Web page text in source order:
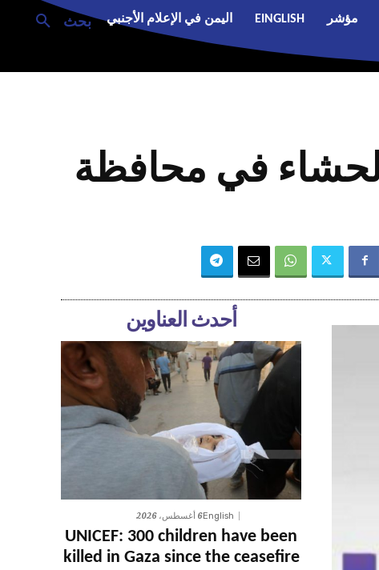
بحث مؤشر EINGLISH اليمن في الإعلام الأجنبي
في محافظة
أحدث العناوين
English6 أغسطس، 2026
UNICEF: 300 children have been
killed in Gaza since the ceasefire